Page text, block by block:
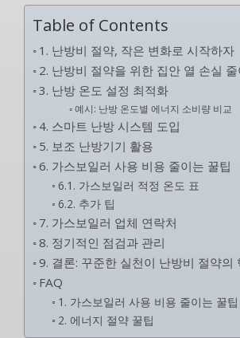
Table of Contents
1. 난방비 절약, 작은 변화로 시작하자
2. 난방비 절약을 위한 집안 열 손실 줄
3. 난방 온도 설정 최적화
예시: 난방 온도별 에너지 소비량 비교
4. 스마트 난방 시스템 도입
5. 보조 난방기기 활용
6. 가스보일러 사용 비용 줄이는 꿀팁
6.1. 가스보일러 적정 온도 표
6.2. 추가 팁
7. 가스보일러 업체 연락처
8. 정기적인 점검과 관리
9. 결론: 꾸준한 실천이 난방비 절약의
FAQ
1. 가스보일러 사용 비용 줄이는 꿀팁
2. 에너지 절약 꿀팁